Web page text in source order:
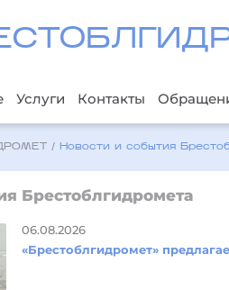
Услуги Контакты
/ Новости и события
Брестоблгидромета
06.08.2026
«Брестоблгидромет»